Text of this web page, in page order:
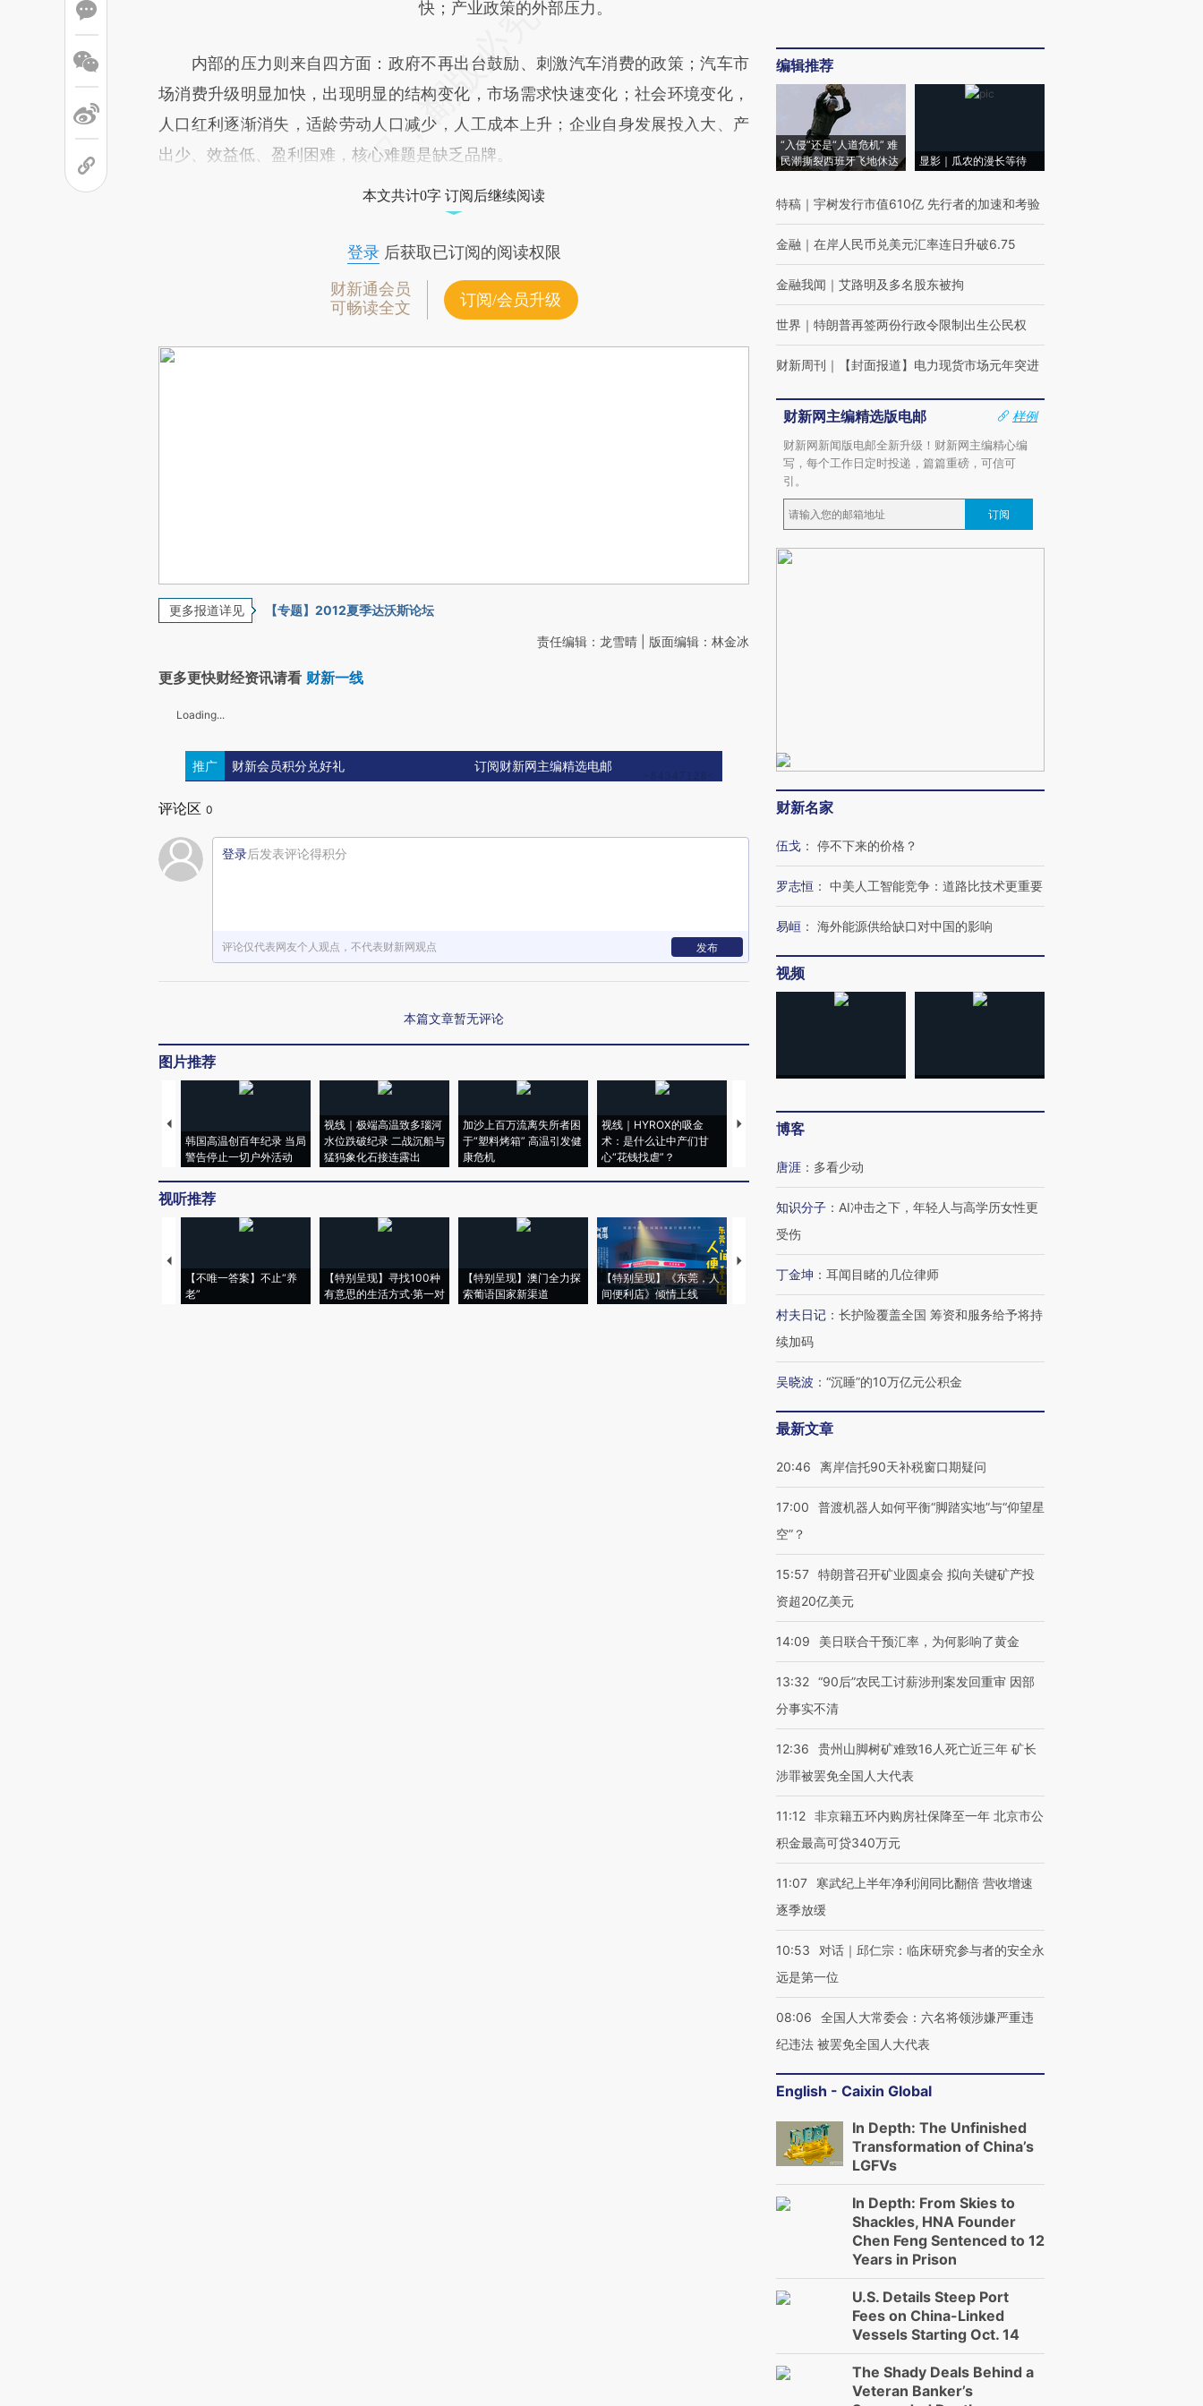
快；产业政策的外部压力。
内部的压力则来自四方面：政府不再出台鼓励、刺激汽车消费的政策；汽车市
场消费升级明显加快，出现明显的结构变化，市场需求快速变化；社会环境变化，
人口红利逐渐消失，适龄劳动人口减少，人工成本上升；企业自身发展投入大、产
出少、效益低、盈利困难，核心难题是缺乏品牌。
本文共计0字 订阅后继续阅读
登录后获取已订阅的阅读权限
财新通会员
可畅读全文
订阅/会员升级
更多报道详见 【专题】2012夏季达沃斯论坛
责任编辑：龙雪晴 | 版面编辑：林金冰
更多更快财经资讯请看 财新一线
Loading...
推广 财新会员积分兑好礼 订阅财新网主编精选电邮
评论区 0
登录后发表评论得积分
评论仅代表网友个人观点，不代表财新网观点 发布
本篇文章暂无评论
图片推荐
韩国高温创百年纪录 当局
警告停止一切户外活动
视线｜极端高温致多瑙河
水位跌破纪录 二战沉船与
猛犸象化石接连露出
加沙上百万流离失所者困
于“塑料烤箱” 高温引发健
康危机
视线｜HYROX的吸金
术：是什么让中产们甘
心“花钱找虐”？
马航飞行员跨国走私7万
视听推荐
【不唯一答案】不止“养
老”
【特别呈现】寻找100种
有意思的生活方式·第一对
【特别呈现】澳门全力探
索葡语国家新渠道
【特别呈现】《东莞，人
间便利店》倾情上线
【推广】走进第四届链博
会，让数智科技“链”接产
【特别呈现】寻找100种
有意思的生活方式·第三对
住三大增长引擎是什么？
编辑推荐
“入侵”还是“人道危机” 难
民潮撕裂西班牙飞地休达
显影｜瓜农的漫长等待
特稿 ｜ 宇树发行市值610亿 先行者的加速和考验
金融 ｜ 在岸人民币兑美元汇率连日升破6.75
金融我闻 ｜ 艾路明及多名股东被拘
世界 ｜ 特朗普再签两份行政令限制出生公民权
财新周刊 ｜ 【封面报道】电力现货市场元年突进
财新网主编精选版电邮
样例
财新网新闻版电邮全新升级！财新网主编精心编
写，每个工作日定时投递，篇篇重磅，可信可
引。
订阅
财新名家
伍戈 ： 停不下来的价格？
罗志恒 ： 中美人工智能竞争：道路比技术更重要
易峘 ： 海外能源供给缺口对中国的影响
视频
博客
唐涯 ： 多看少动
知识分子 ： AI冲击之下，年轻人与高学历女性更
受伤
丁金坤 ： 耳闻目睹的几位律师
村夫日记 ： 长护险覆盖全国 筹资和服务给予将持
续加码
吴晓波 ： “沉睡”的10万亿元公积金
最新文章
20:46 离岸信托90天补税窗口期疑问
17:00
普渡机器人如何平衡“脚踏实地”与“仰望星
空”？
15:57 特朗普召开矿业圆桌会 拟向关键矿产投
资超20亿美元
14:09 美日联合干预汇率，为何影响了黄金
13:32 “90后”农民工讨薪涉刑案发回重审 因部
分事实不清
12:36
贵州山脚树矿难致16人死亡近三年 矿长
涉罪被罢免全国人大代表
11:12 非京籍五环内购房社保降至一年 北京市公
积金最高可贷340万元
11:07
寒武纪上半年净利润同比翻倍 营收增速
逐季放缓
10:53
对话｜邱仁宗：临床研究参与者的安全永
远是第一位
08:06
全国人大常委会：六名将领涉嫌严重违
纪违法 被罢免全国人大代表
English - Caixin Global
In Depth: The Unfinished
Transformation of China’s
LGFVs
In Depth: From Skies to
Shackles, HNA Founder
Chen Feng Sentenced to 12
Years in Prison
U.S. Details Steep Port
Fees on China-Linked
Vessels Starting Oct. 14
The Shady Deals Behind a
Veteran Banker’s